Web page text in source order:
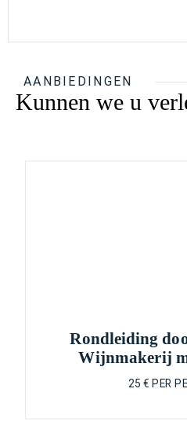
AANBIEDINGEN
Kunnen we u
Rondleiding
Wijnmakerij
25 € PER